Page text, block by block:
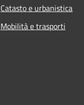
Catasto e urbanistica
Mobilità e trasporti